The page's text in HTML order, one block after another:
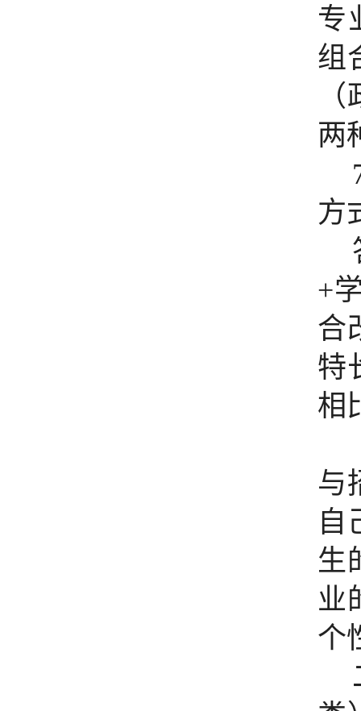
专
组
两
方
+
合
特
相
与
自
生
业
个